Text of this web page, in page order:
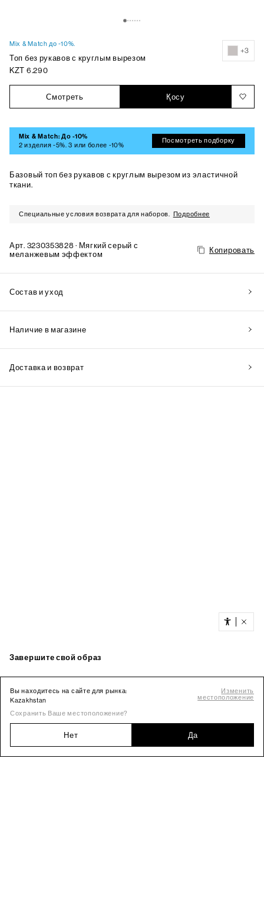
Вы находитесь на сайте для рынка:
Kazakhstan
Изменить
местоположение
Сохранить Ваше местоположение?
Нет Да